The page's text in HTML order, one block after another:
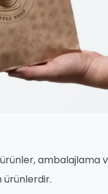
ambalajlama
ürünlerdir.